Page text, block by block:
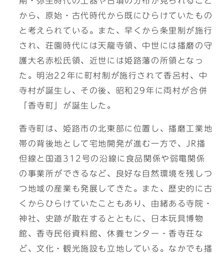
から、原始・古代時代から既にひらけていたもの
と考えられている。また、早くから条里制が施行
され、荘園時代には天龍寺領、中世には播磨の守
護大名赤松氏領、近世には姫路藩の所領となっ
た。明治22年に町村制が施行されて香呂村、中
寺村が誕生し、その後、昭和29年に両村が合併
「香寺町」が誕生した。
香寺町は、姫路市の北東部に位置し、播磨工業地
帯の背後地として宅地開発が進む一方で、JR播
但線と国道312号の沿線に食品関係や弱電関係
の事業所ができるなど、良好な自然環境を残しつ
つ地域の産業も発展してきた。また、歴史的に古
くからひらけていたこともあり、由緒ある寺院・
神社、史跡が散在するとともに、日本玩具博物
館、香寺民俗資料館、休養センター・香寺荘な
ど、文化・観光施設も立地している。なかでも播